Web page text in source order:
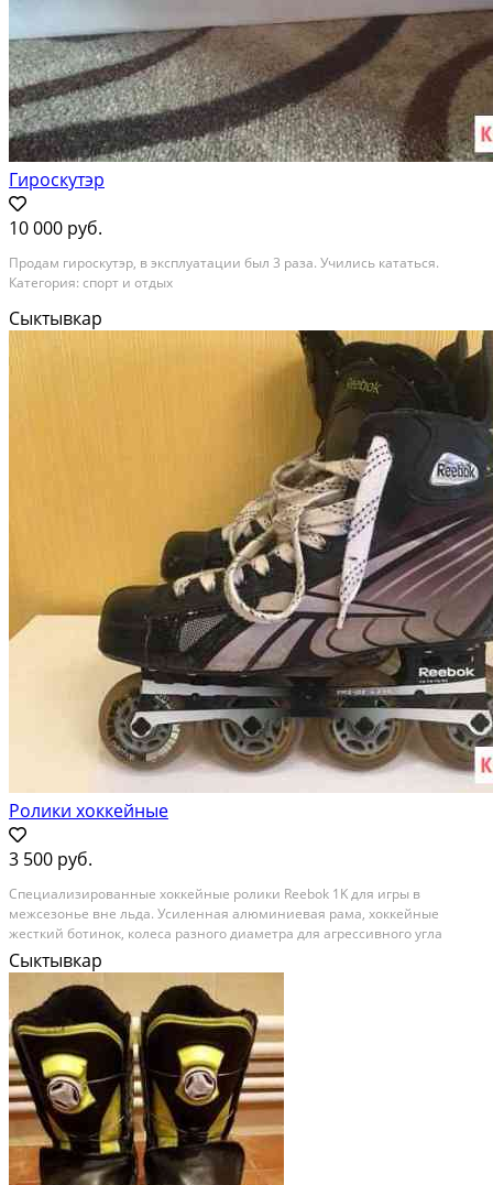
Гироскутэр
10 000 руб.
Продам гироскутэр, в эксплуатации был 3 раза. Учились кататься.
Категория: спорт и отдых
Сыктывкар
Ролики хоккейные
3 500 руб.
Специализированные хоккейные ролики Reebok 1K для игры в
межсезонье вне льда. Усиленная алюминиевая рама, хоккейные
жесткий ботинок, колеса разного диаметра для агрессивного угла
атаки. Хоккейная шнуровка через люверсы. Размер 9 (43 ru). Категория:
спорт и отдых
Сыктывкар